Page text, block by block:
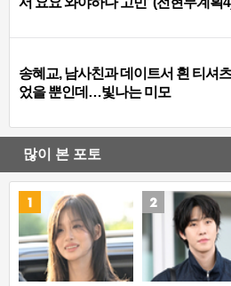
송혜교, 남사친과 데이트서 흰 티셔
었을 뿐인데…빛나는 미모
많이 본 포토